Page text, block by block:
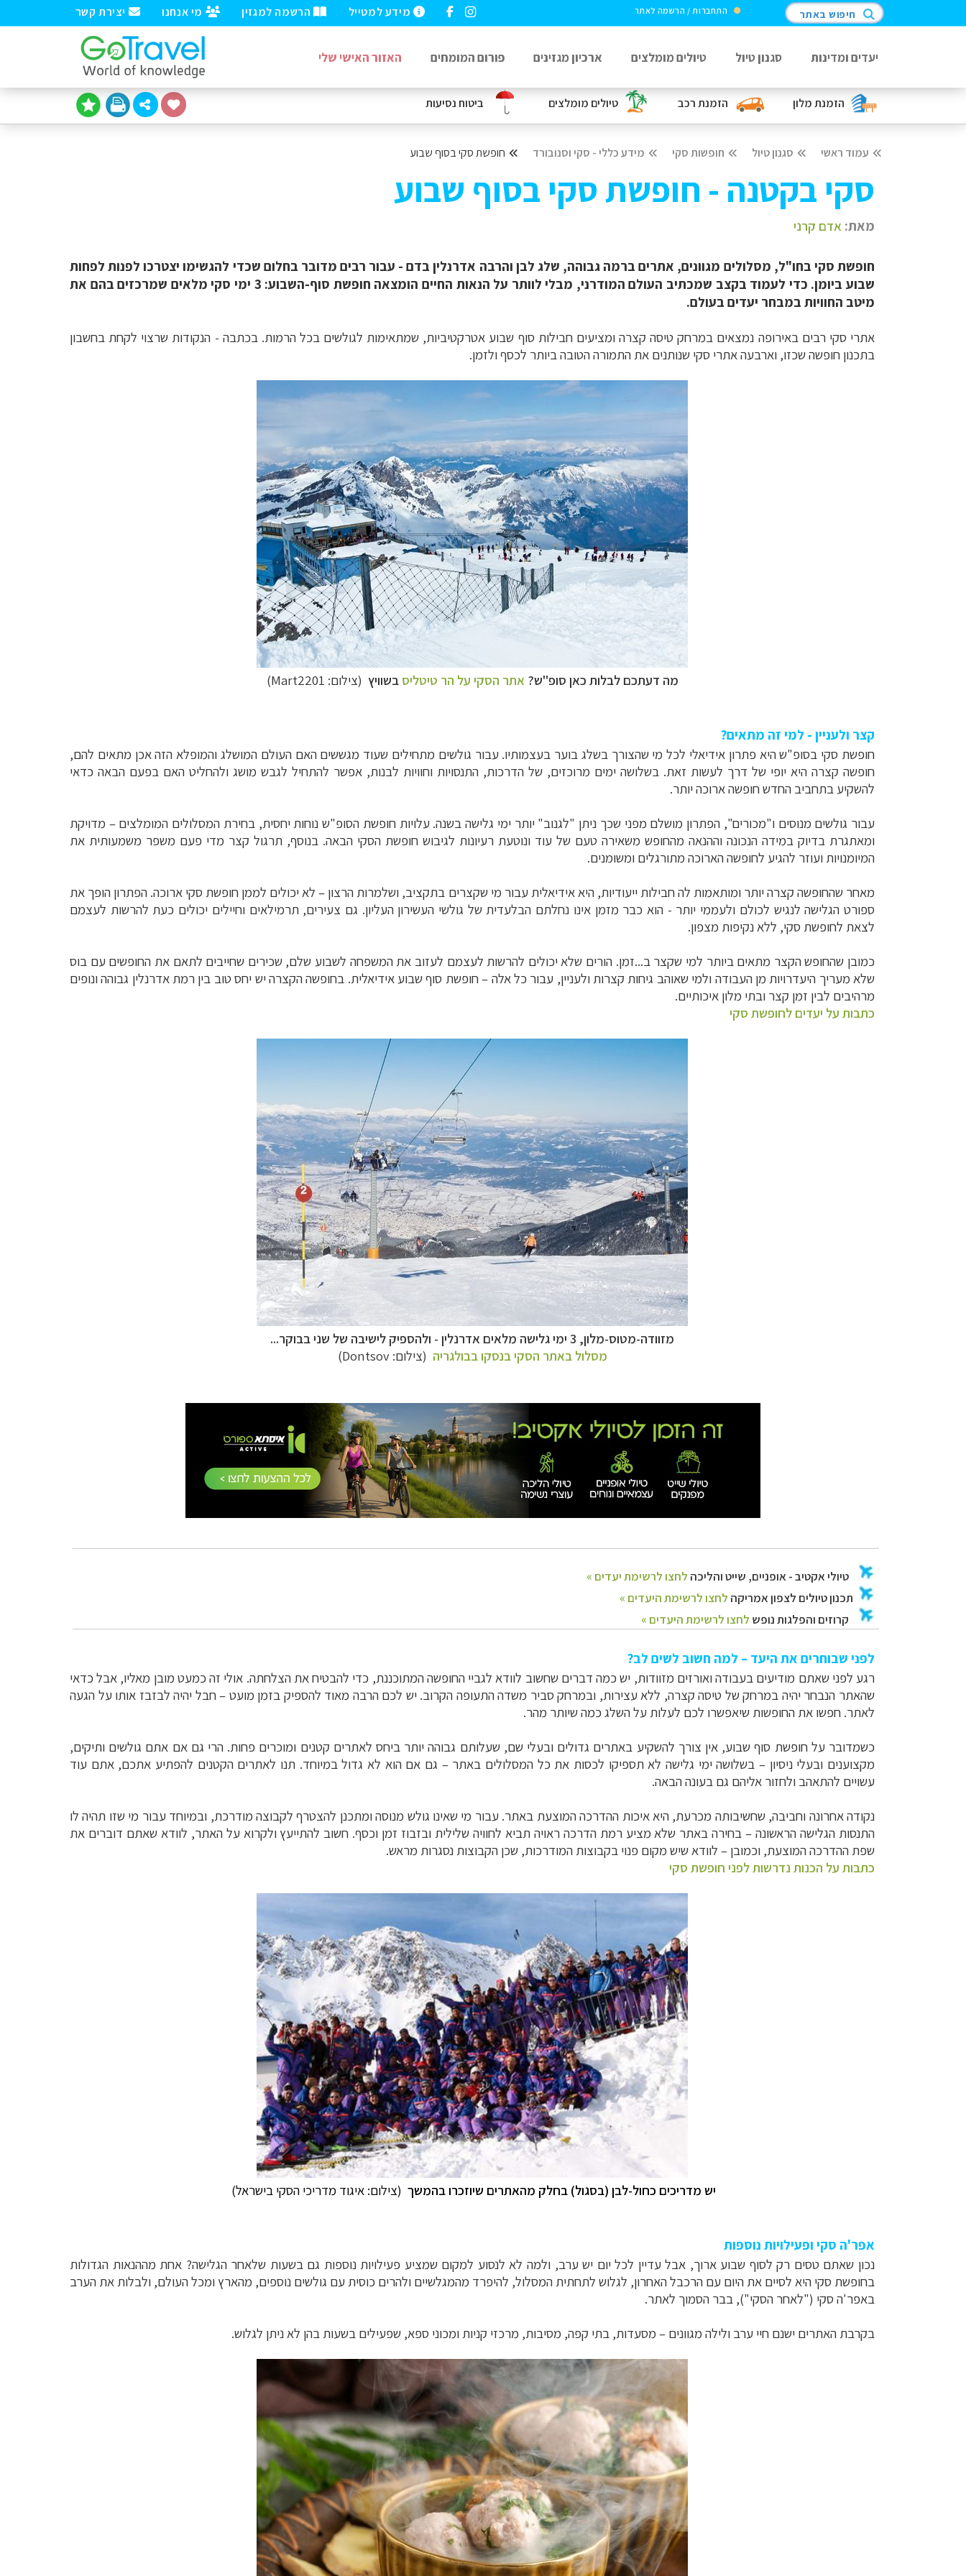
הזמנת מלון הזמנת רכב טיולים מומלצים ביטוח נסיעות
יצירת קשר מי אנחנו הרשמה למגזין מידע למטייל התחברות / הרשמה לאתר חיפוש באתר
יעדים ומדינות סגנון טיול טיולים מומלצים ארכיון מגזינים פורום המומחים האזור האישי שלי
עמוד ראשי סגנון טיול חופשות סקי מידע כללי - סקי וסנובורד חופשת סקי בסוף שבוע
סקי בקטנה - חופשת סקי בסוף שבוע
מאת: אדם קרני
חופשת סקי בחו"ל, מסלולים מגוונים, אתרים ברמה גבוהה, שלג לבן והרבה אדרנלין בדם - עבור רבים מדובר בחלום שכדי להגשימו יצטרכו לפנות לפחות
שבוע ביומן. כדי לעמוד בקצב שמכתיב העולם המודרני, מבלי לוותר על הנאות החיים הומצאה חופשת סוף-השבוע: 3 ימי סקי מלאים שמרכזים בהם את
מיטב החוויות במבחר יעדים בעולם.
אתרי סקי רבים באירופה נמצאים במרחק טיסה קצרה ומציעים חבילות סוף שבוע אטרקטיביות, שמתאימות לגולשים בכל הרמות. בכתבה - הנקודות שרצוי לקחת בחשבון
בתכנון חופשה שכזו, וארבעה אתרי סקי שנותנים את התמורה הטובה ביותר לכסף ולזמן.
מה דעתכם לבלות כאן סופ"ש? אתר הסקי על הר טיטליס בשוויץ (צילום: Mart2201)
קצר ולעניין - למי זה מתאים?
חופשת סקי בסופ"ש היא פתרון אידיאלי לכל מי שהצורך בשלג בוער בעצמותיו. עבור גולשים מתחילים שעוד מגששים האם העולם המושלג והמופלא הזה אכן מתאים להם,
חופשה קצרה היא יופי של דרך לעשות זאת. בשלושה ימים מרוכזים, של הדרכות, התנסויות וחוויות לבנות, אפשר להתחיל לגבש מושג ולהחליט האם בפעם הבאה כדאי
להשקיע בתחביב החדש חופשה ארוכה יותר.
עבור גולשים מנוסים ו"מכורים", הפתרון מושלם מפני שכך ניתן "לגנוב" יותר ימי גלישה בשנה. עלויות חופשת הסופ"ש נוחות יחסית, בחירת המסלולים המומלצים – מדויקת
ומאתגרת בדיוק במידה הנכונה וההנאה מהחופש משאירה טעם של עוד ונוטעת רעיונות לגיבוש חופשת הסקי הבאה. בנוסף, תרגול קצר מדי פעם משפר משמעותית את
המיומנויות ועוזר להגיע לחופשה הארוכה מתורגלים ומשומנים.
מאחר שהחופשה קצרה יותר ומותאמות לה חבילות ייעודיות, היא אידיאלית עבור מי שקצרים בתקציב, ושלמרות הרצון – לא יכולים לממן חופשת סקי ארוכה. הפתרון הופך את
ספורט הגלישה לנגיש לכולם ולעממי יותר - הוא כבר מזמן אינו נחלתם הבלעדית של גולשי העשירון העליון. גם צעירים, תרמילאים וחיילים יכולים כעת להרשות לעצמם
לצאת לחופשת סקי, ללא נקיפות מצפון.
כמובן שהחופש הקצר מתאים ביותר למי שקצר ב...זמן. הורים שלא יכולים להרשות לעצמם לעזוב את המשפחה לשבוע שלם, שכירים שחייבים לתאם את החופשים עם בוס
שלא מעריך היעדרויות מן העבודה ולמי שאוהב גיחות קצרות ולעניין, עבור כל אלה – חופשת סוף שבוע אידיאלית. בחופשה הקצרה יש יחס טוב בין רמת אדרנלין גבוהה ונופים
מרהיבים לבין זמן קצר ובתי מלון איכותיים.
כתבות על יעדים לחופשת סקי
מזוודה-מטוס-מלון, 3 ימי גלישה מלאים אדרנלין - ולהספיק לישיבה של שני בבוקר...
מסלול באתר הסקי בנסקו בבולגריה (צילום: Dontsov)
טיולי אקטיב - אופניים, שייט והליכה
לחצו לרשימת יעדים »
לחצו לרשימת היעדים »
לחצו לרשימת היעדים »
לפני שבוחרים את היעד – למה חשוב לשים לב?
רגע לפני שאתם מודיעים בעבודה ואורזים מזוודות, יש כמה דברים שחשוב לוודא לגביי החופשה המתוכננת, כדי להבטיח את הצלחתה. אולי זה כמעט מובן מאליו, אבל כדאי
שהאתר הנבחר יהיה במרחק של טיסה קצרה, ללא עצירות, ובמרחק סביר משדה התעופה הקרוב. יש לכם הרבה מאוד להספיק בזמן מועט – חבל יהיה לבזבז אותו על הגעה
לאתר. חפשו את החופשות שיאפשרו לכם לעלות על השלג כמה שיותר מהר.
כשמדובר על חופשת סוף שבוע, אין צורך להשקיע באתרים גדולים ובעלי שם, שעלותם גבוהה יותר ביחס לאתרים קטנים ומוכרים פחות. הרי גם אם אתם גולשים ותיקים,
מקצוענים ובעלי ניסיון – בשלושה ימי גלישה לא תספיקו לכסות את כל המסלולים באתר – גם אם הוא לא גדול במיוחד. תנו לאתרים הקטנים להפתיע אתכם, אתם עוד
עשויים להתאהב ולחזור אליהם גם בעונה הבאה.
נקודה אחרונה וחביבה, שחשיבותה מכרעת, היא איכות ההדרכה המוצעת באתר. עבור מי שאינו גולש מנוסה ומתכנן להצטרף לקבוצה מודרכת, ובמיוחד עבור מי שזו תהיה לו
התנסות הגלישה הראשונה – בחירה באתר שלא מציע רמת הדרכה ראויה תביא לחוויה שלילית ובזבוז זמן וכסף. חשוב להתייעץ ולקרוא על האתר, לוודא שאתם דוברים את
שפת ההדרכה המוצעת, וכמובן – לוודא שיש מקום פנוי בקבוצות המודרכות, שכן הקבוצות נסגרות מראש.
כתבות על הכנות נדרשות לפני חופשת סקי
יש מדריכים כחול-לבן (בסגול) בחלק מהאתרים שיוזכרו בהמשך (צילום: איגוד מדריכי הסקי בישראל)
אפר'ה סקי ופעילויות נוספות
נכון שאתם טסים רק לסוף שבוע ארוך, אבל עדיין לכל יום יש ערב, ולמה לא לנסוע למקום שמציע פעילויות נוספות גם בשעות שלאחר הגלישה? אחת מההנאות הגדולות
בחופשת סקי היא לסיים את היום עם הרכבל האחרון, לגלוש לתחתית המסלול, להיפרד מהמגלשיים ולהרים כוסית עם גולשים נוספים, מהארץ ומכל העולם, ולבלות את הערב
באפר'ה סקי ("לאחר הסקי"), בבר הסמוך לאתר.
בקרבת האתרים ישנם חיי ערב ולילה מגוונים – מסעדות, בתי קפה, מסיבות, מרכזי קניות ומכוני ספא, שפעילים בשעות בהן לא ניתן לגלוש.